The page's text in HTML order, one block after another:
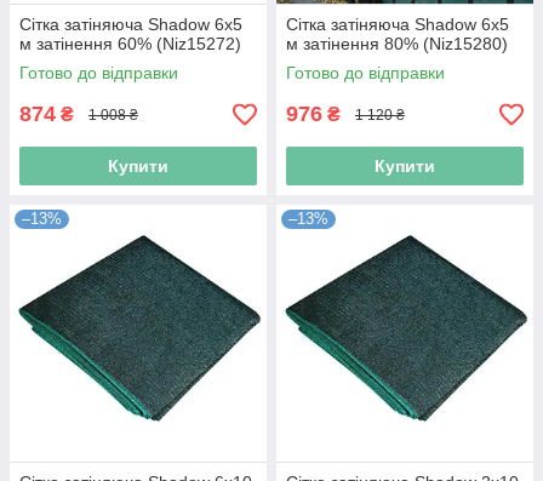
Сітка затіняюча Shadow 6х5
м затінення 60% (Niz15272)
Готово до відправки
874 ₴ 1 008 ₴
Купити
Сітка затіняюча Shadow 6х5
м затінення 80% (Niz15280)
Готово до відправки
976 ₴ 1 120 ₴
Купити
–13% –13%